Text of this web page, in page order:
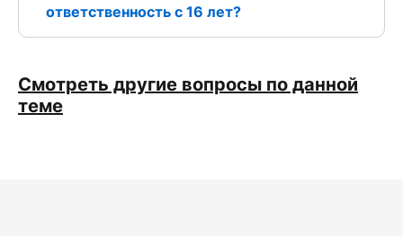
ответственность с 16 лет?
Смотреть другие вопросы по данной
теме